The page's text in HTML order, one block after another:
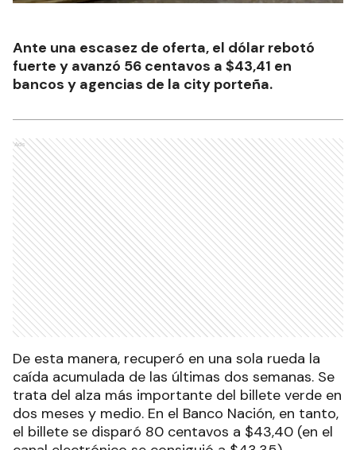
Ante una escasez de oferta, el dólar rebotó
fuerte y avanzó 56 centavos a $43,41 en
bancos y agencias de la city porteña.
Ads
De esta manera, recuperó en una sola rueda la
caída acumulada de las últimas dos semanas. Se
trata del alza más importante del billete verde en
dos meses y medio. En el Banco Nación, en tanto,
el billete se disparó 80 centavos a $43,40 (en el